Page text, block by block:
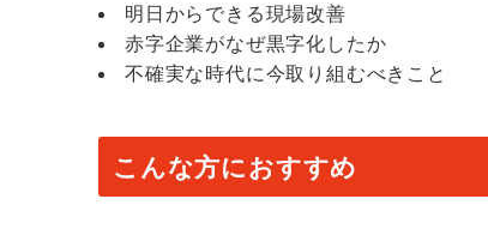
明日からできる現場改善
赤字企業がなぜ黒字化したか
不確実な時代に今取り組むべきこと
こんな方におすすめ